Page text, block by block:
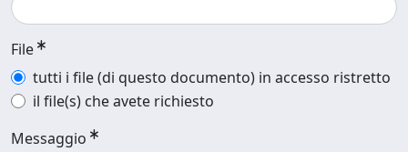
File
tutti i file (di questo documento) in accesso ristretto
il file(s) che avete richiesto
Messaggio